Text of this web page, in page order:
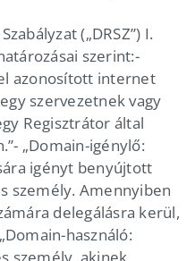
(„DRSZ”) I.
szerint:-
azonosított internet
szervezetnek vagy
Regisztrátor által
„Domain-igénylő:
igényt benyújtott
személy. Amennyiben
delegálásra kerül,
„Domain-használó:
személy, akinek